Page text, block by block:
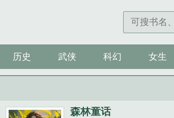
历史 武侠 科幻 女生
森林童话